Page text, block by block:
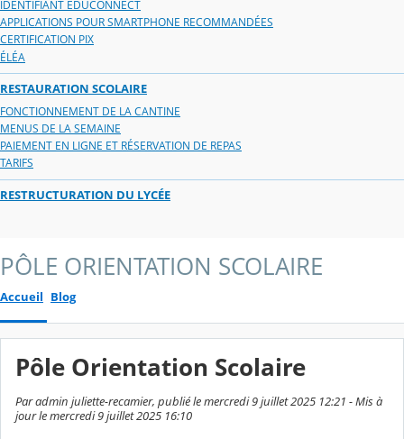
IDENTIFIANT EDUCONNECT
APPLICATIONS POUR SMARTPHONE RECOMMANDÉES
CERTIFICATION PIX
ÉLÉA
RESTAURATION SCOLAIRE
FONCTIONNEMENT DE LA CANTINE
MENUS DE LA SEMAINE
PAIEMENT EN LIGNE ET RÉSERVATION DE REPAS
TARIFS
RESTRUCTURATION DU LYCÉE
PÔLE ORIENTATION SCOLAIRE
Accueil Blog
Pôle Orientation Scolaire
Par admin juliette-recamier, publié le mercredi 9 juillet 2025 12:21 - Mis à
jour le mercredi 9 juillet 2025 16:10